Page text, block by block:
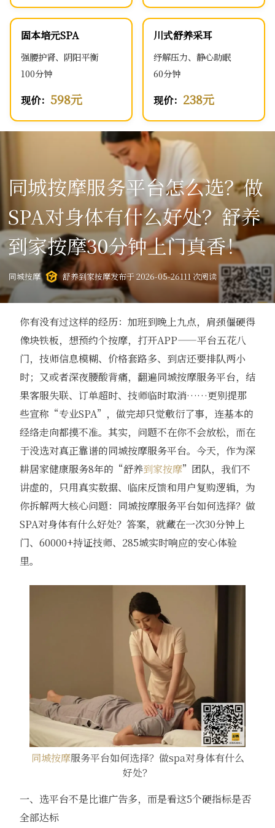
固本培元SPA
强腰护肾、阴阳平衡
100分钟
现价： 598元
川式舒养采耳
纾解压力、静心助眠
60分钟
现价： 238元
同城按摩服务平台怎么选？做
SPA对身体有什么好处？舒养
到家按摩30分钟上门真香！
同城按摩 舒养到家按摩发布于 2026-05-26111 次阅读
你有没有过这样的经历：加班到晚上九点，肩颈僵硬得
像块铁板，想预约个按摩，打开APP——平台五花八
门，技师信息模糊、价格套路多、到店还要排队两小
时；又或者深夜腰酸背痛，翻遍同城按摩服务平台，结
果客服失联、订单超时、技师临时取消……更别提那
些宣称“专业SPA”，做完却只觉敷衍了事，连基本的
经络走向都摸不准。其实，问题不在你不会放松，而在
于没选对真正靠谱的同城按摩服务平台。今天，作为深
耕居家健康服务8年的“舒养到家按摩”团队，我们不
讲虚的，只用真实数据、临床反馈和用户复购逻辑，为
你拆解两大核心问题：同城按摩服务平台如何选择？做
SPA对身体有什么好处？答案，就藏在一次30分钟上
门、60000+持证技师、285城实时响应的安心体验
里。
同城按摩服务平台如何选择？做spa对身体有什么
好处？
一、选平台不是比谁广告多，而是看这5个硬指标是否
全部达标